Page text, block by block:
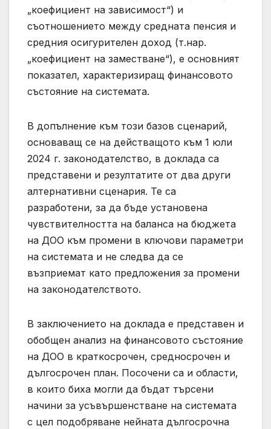
„коефициент на зависимост“) и
съотношението между средната пенсия и
средния осигурителен доход (т.нар.
„коефициент на заместване“), е основният
показател, характеризиращ финансовото
състояние на системата.
В допълнение към този базов сценарий,
основаващ се на действащото към 1 юли
2024 г. законодателство, в доклада са
представени и резултатите от два други
алтернативни сценария. Те са
разработени, за да бъде установена
чувствителността на баланса на бюджета
на ДОО към промени в ключови параметри
на системата и не следва да се
възприемат като предложения за промени
на законодателството.
В заключението на доклада е представен и
обобщен анализ на финансовото състояние
на ДОО в краткосрочен, средносрочен и
дългосрочен план. Посочени са и области,
в които биха могли да бъдат търсени
начини за усъвършенстване на системата
с цел подобряване нейната дългосрочна